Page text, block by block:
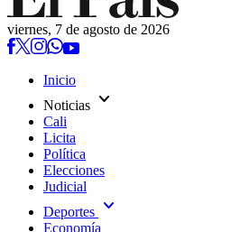
viernes, 7 de agosto de 2026
Inicio
Noticias expand_more
Cali
Licita
Política
Elecciones
Judicial
Deportes expand_more
Economía